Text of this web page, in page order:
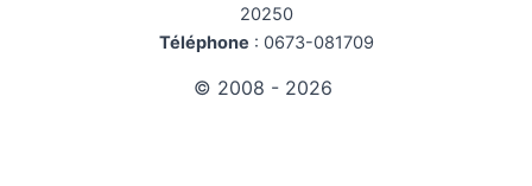
20250
Téléphone : 0673-081709
© 2008 - 2026